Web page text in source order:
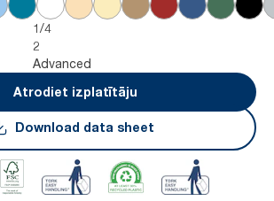
1/4
2
Advanced
Atrodiet izplatītāju
Download data sheet